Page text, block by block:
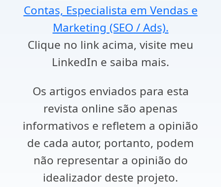
Contas, Especialista em Vendas e
Marketing (SEO / Ads).
Clique no link acima, visite meu
LinkedIn e saiba mais.
Os artigos enviados para esta
revista online são apenas
informativos e refletem a opinião
de cada autor, portanto, podem
não representar a opinião do
idealizador deste projeto.